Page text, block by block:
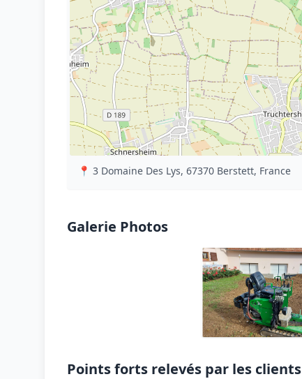
📍 3 Domaine Des Lys, 67370 Berstett, France
Galerie Photos
Points forts relevés par les clients